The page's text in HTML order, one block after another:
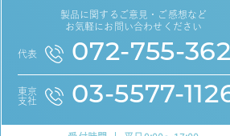
製品に関するご意見・ご感想など
お気軽にお問い合わせください
代表 072-755-
東京
支社
03-5577-